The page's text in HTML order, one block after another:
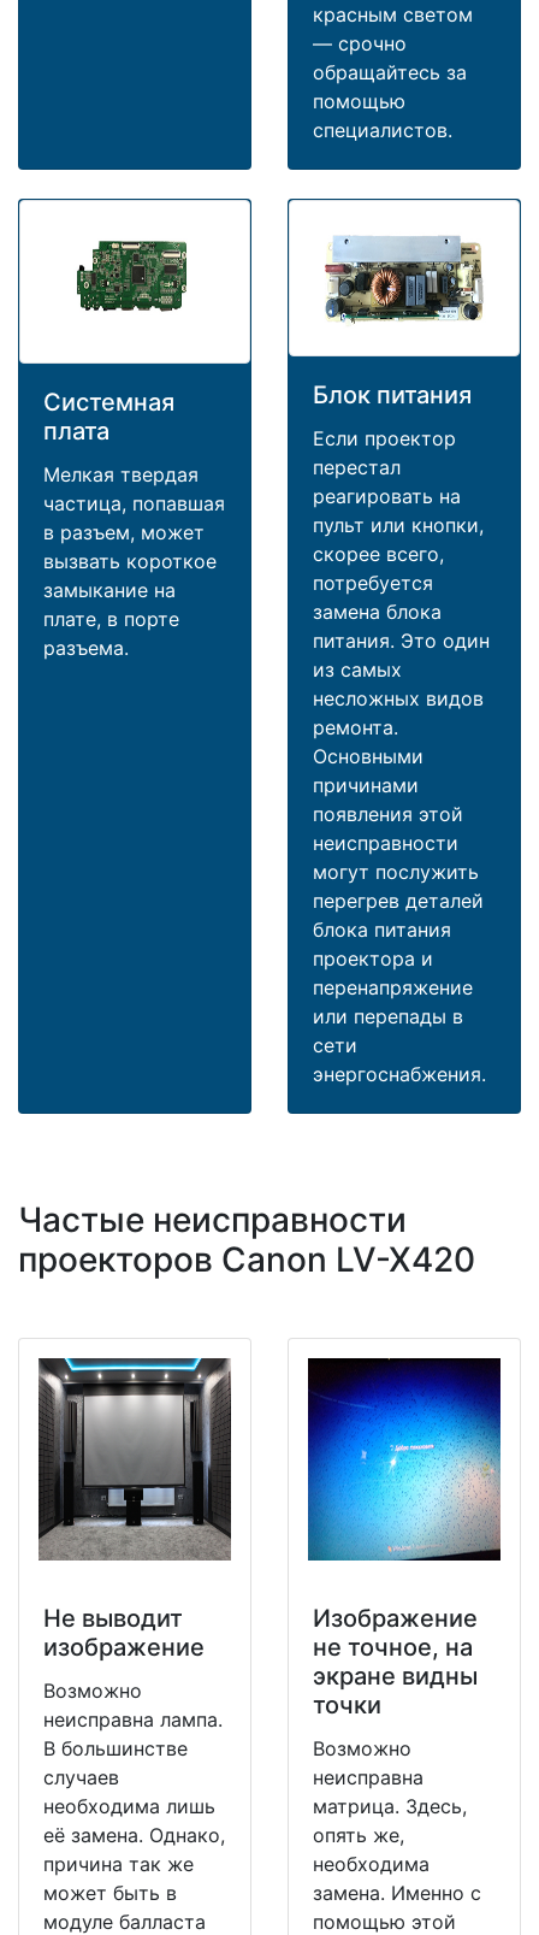
красным светом
— срочно
обращайтесь за
помощью
специалистов.
Системная
плата
Мелкая твердая
частица, попавшая
в разъем, может
вызвать короткое
замыкание на
плате, в порте
разъема.
Блок питания
Если проектор
перестал
реагировать на
пульт или кнопки,
скорее всего,
потребуется
замена блока
питания. Это один
из самых
несложных видов
ремонта.
Основными
причинами
появления этой
неисправности
могут послужить
перегрев деталей
блока питания
проектора и
перенапряжение
или перепады в
сети
энергоснабжения.
Частые неисправности
проекторов Canon LV-X420
Не выводит
изображение
Возможно
неисправна лампа.
В большинстве
случаев
необходима лишь
её замена. Однако,
причина так же
может быть в
модуле балласта
Изображение
не точное, на
экране видны
точки
Возможно
неисправна
матрица. Здесь,
опять же,
необходима
замена. Именно с
помощью этой